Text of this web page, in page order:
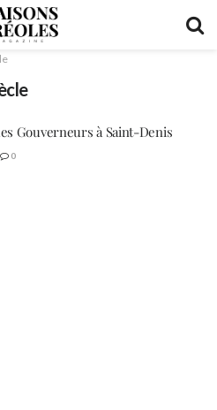
Gouverneurs à Saint-Denis
0